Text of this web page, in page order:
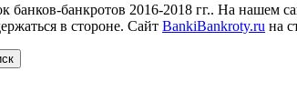
банкротов 2016-2018 гг.. На нашем
в стороне. Сайт BankiBankroty.ru на